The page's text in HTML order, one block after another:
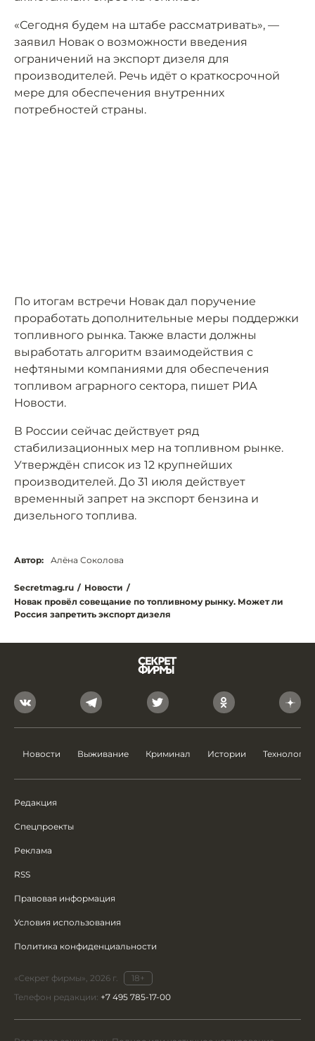
«Сегодня будем на штабе рассматривать», —
заявил Новак о возможности введения
ограничений на экспорт дизеля для
производителей. Речь идёт о краткосрочной
мере для обеспечения внутренних
потребностей страны.
По итогам встречи Новак дал поручение
проработать дополнительные меры поддержки
топливного рынка. Также власти должны
выработать алгоритм взаимодействия с
нефтяными компаниями для обеспечения
топливом аграрного сектора, пишет РИА
Новости.
В России сейчас действует ряд
стабилизационных мер на топливном рынке.
Утверждён список из 12 крупнейших
производителей. До 31 июля действует
временный запрет на экспорт бензина и
дизельного топлива.
Автор: Алёна Соколова
Secretmag.ru / Новости /
Новак провёл совещание по топливному рынку. Может ли
Россия запретить экспорт дизеля
Новости Выживание Криминал Истории Технологии
Редакция
Спецпроекты
Реклама
RSS
Правовая информация
Условия использования
Политика конфиденциальности
«Секрет фирмы», 2026 г.
18+
Телефон редакции: +7 495 785-17-00